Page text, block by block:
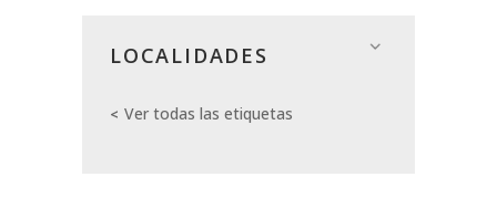
LOCALIDADES
Ver todas las etiquetas